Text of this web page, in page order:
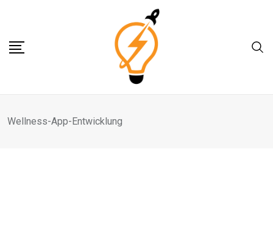
content
Wellness-App-Entwicklung